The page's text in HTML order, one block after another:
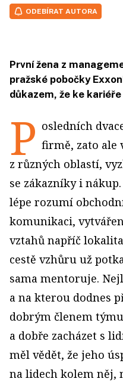
ODEBÍRAT AUTORA
První žena z
pražské pobočky
důkazem, že ke
P osledních
firmě, zato ale
z různých oblastí,
se zákazníky i
lépe rozumí
komunikaci,
vztahů napříč
cestě vzhůru už
sama mentoruje.
a na kterou dodnes
dobrým členem
a dobře zacházet s
měl vědět, že jeho
na lidech kolem něj,